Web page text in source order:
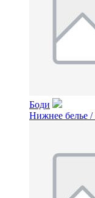
Боди
Нижнее белье